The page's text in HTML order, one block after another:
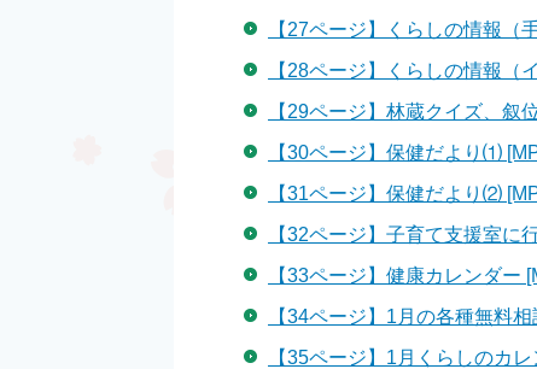
【27ページ】くらしの情報
【28ページ】くらしの情報
【29ページ】林蔵クイズ、叙
【30ページ】保健だより⑴
【31ページ】保健だより⑵
【32ページ】子育て支援室に
【33ページ】健康カレンダー
【34ページ】1月の各種無料
【35ページ】1月くらしのカ